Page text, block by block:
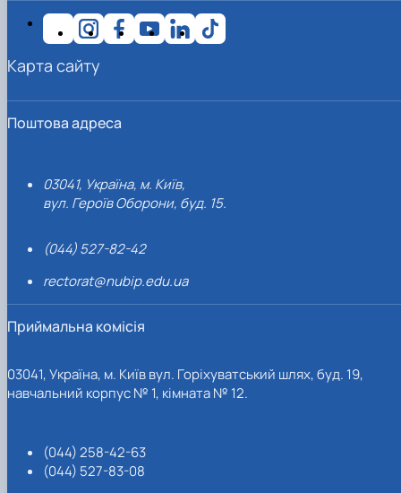
Поштова адреса
03041, Україна, м. Київ,
вул. Героїв Оборони, буд. 15.
(044) 527-82-42
rectorat@nubip.edu.ua
Приймальна комісія
03041, Україна, м. Київ вул. Горіхуватський шлях, буд. 19,
навчальний корпус № 1, кімната № 12.
(044) 258-42-63
(044) 527-83-08
Карта сайту